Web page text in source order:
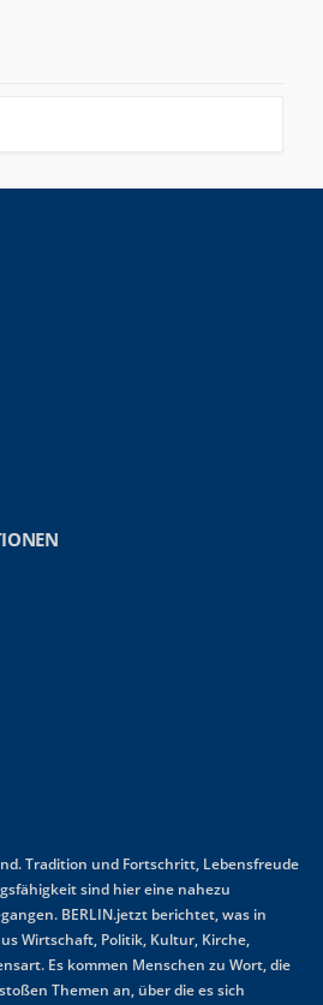
Tradition und Fortschritt, Lebensfreude
sind hier eine nahezu
BERLIN.jetzt berichtet, was in
Wirtschaft, Politik, Kultur, Kirche,
Es kommen Menschen zu Wort, die
Themen an, über die es sich